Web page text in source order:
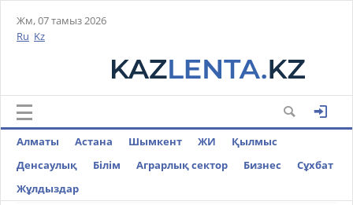
Жм, 07 тамыз 2026
Ru Kz
Алматы Астана Шымкент ЖИ
Қылмыс
Денсаулық
Білім Аграрлық сектор Бизнес
Cұхбат
Жұлдыздар